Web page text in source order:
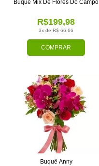
COMPRAR
3x de R$ 66,66
R$199,98
Buquê Mix De Flores Do Campo
Buquê Anny